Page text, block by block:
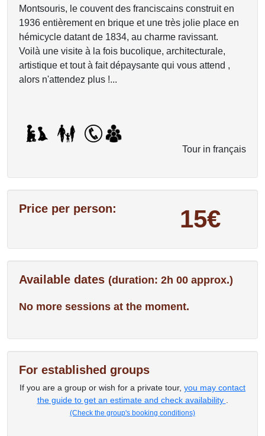
Montsouris, le couvent des franciscains construit en
1936 entièrement en brique et une très jolie place en
hémicycle datant de 1834, au charme ravissant.
Voilà une visite à la fois bucolique, architecturale,
artistique et tout à fait dépaysante qui vous attend ,
alors n'attendez plus !...
Tour in français
Price per person: 15€
Available dates (duration: 2h 00 approx.)
No more sessions at the moment.
For established groups
If you are a group or wish for a private tour, you may contact
the guide to get an estimate and check availability
(Check the group's booking conditions)